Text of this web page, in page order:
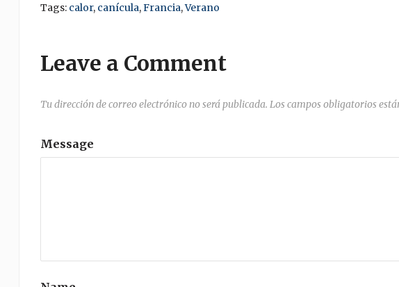
Tags: calor, canícula,Francia,Verano
Leave a Comment
Tu dirección de correo electrónico no será publicada. Los campos obligatorios
Message